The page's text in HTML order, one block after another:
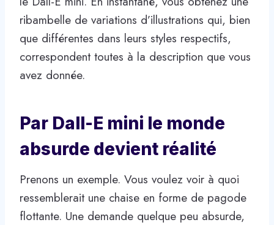
ribambelle de variations d’illustrations qui, bien
que différentes dans leurs styles respectifs,
correspondent toutes à la description que vous
avez donnée.
Par Dall-E mini le monde
absurde devient réalité
Prenons un exemple. Vous voulez voir à quoi
ressemblerait une chaise en forme de pagode
flottante. Une demande quelque peu absurde,